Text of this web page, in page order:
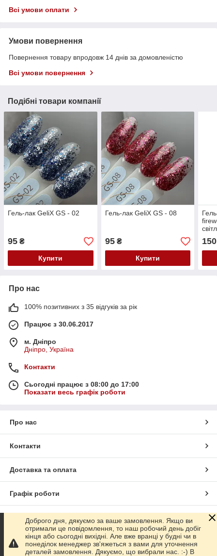
Всі умови оплати
Умови повернення
Повернення товару впродовж 14 днів за домовленістю
Всі умови повернення
Подібні товари компанії
Гель-лак GeliX GS - 02
95 ₴
Купити
Гель-лак GeliX GS - 08
95₴
Купити
150
Про нас
100% позитивних з 35 відгуків за рік
Працює з 30.06.2017
м. Дніпро
Дніпро, Україна
Контакти
Сьогодні працює з 08:00 до 17:00
Показати весь графік роботи
Про нас
Контакти
Доставка та оплата
Графік роботи
Повна версія сайту
Сайт створено на маркетплейсіProm.ua
Доброго дня, дякуємо за ваше замовлення. Якщо ви
отримали це повідомлення, то наш робочий день добіг
кінця або сьогодні вихідні. Але вже вранці у будні чи в
понеділок менеджер зв'яжеться з вами для уточнення
деталей замовлення. Дякуємо, що вибрали нас. :-) В